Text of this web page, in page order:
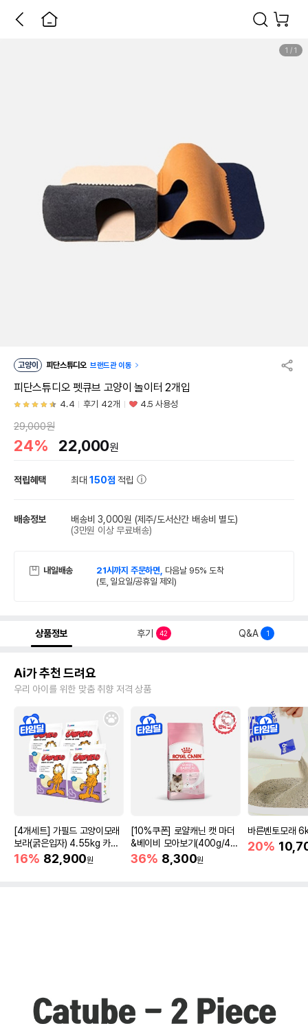
1 / 1
고양이 피단스튜디오 브랜드관 이동
피단스튜디오 펫큐브 고양이 놀이터 2개입
4.4 후기 42개 4.5 사용성
29,000원
24% 22,000원
적립혜택 최대150점 적립
배송정보 배송비 3,000원 (제주/도서산간 배송비 별도)
(3만원 이상 무료배송)
내일배송 21시까지 주문하면, 다음날 95% 도착
(토, 일요일/공휴일 제외)
상품정보 후기 42 Q&A 1
Ai가 추천 드려요
우리 아이를 위한 맞춤 취향 저격 상품
[4개세트] 가필드 고양이모래
보라(굵은입자) 4.55kg 카사
바모래
16% 82,900원
[10%쿠폰] 로얄캐닌 캣 마더
&베이비 모아보기(400g/4/1
0kg)
36% 8,300원
바른벤토모래
20%